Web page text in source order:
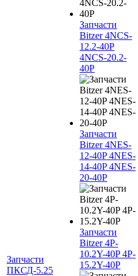
Запчасти
ПКСД-5.25
Запчасти
Bitzer 4NCS-
12.2-40P
4NCS-20.2-
40P
Запчасти
Bitzer 4NES-
12-40P 4NES-
14-40P 4NES-
20-40P
Запчасти
Bitzer 4P-
10.2Y-40P 4P-
15.2Y-40P